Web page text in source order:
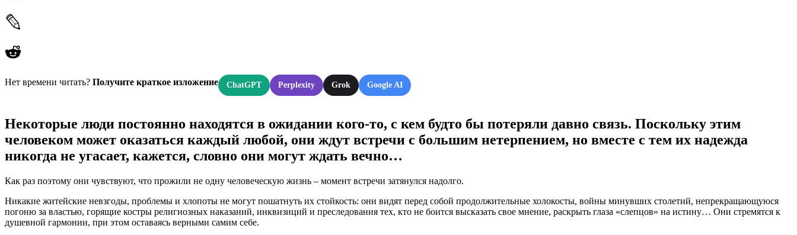
Нет времени читать? Получите краткое изложение ChatGPT Perplexity Grok Google AI
Некоторые люди постоянно находятся в ожидании кого-то, с кем будто бы потеряли давно связь. Поскольку этим
человеком может оказаться каждый любой, они ждут встречи с большим нетерпением, но вместе с тем их надежда
никогда не угасает, кажется, словно они могут ждать вечно…
Как раз поэтому они чувствуют, что прожили не одну человеческую жизнь – момент встречи затянулся надолго.
Никакие житейские невзгоды, проблемы и хлопоты не могут пошатнуть их стойкость: они видят перед собой продолжительные холокосты, войны минувших столетий, непрекращающуюся
погоню за властью, горящие костры религиозных наказаний, инквизиций и преследования тех, кто не боится высказать свое мнение, раскрыть глаза «слепцов» на истину… Они стремятся к
душевной гармонии, при этом оставаясь верными самим себе.